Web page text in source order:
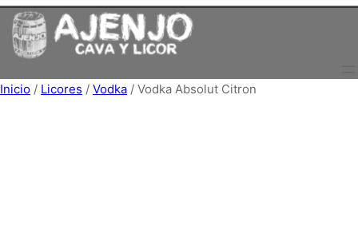
Saltar
contenido
Inicio / Licores / Vodka / Vodka Absolut Citron